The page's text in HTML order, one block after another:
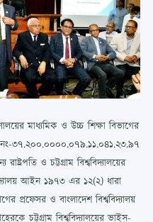
মাধ্যমিক ও উচ্চ শিক্ষা বিভাগের
নং-৩৭.২০০.০০০০.০৭৯.১১.০৪১.২৩.৯৭
ও চট্টগ্রাম বিশ্ববিদ্যালয়ের
আইন ১৯৭৩ এর ১২(২) ধারা
প্রফেসর ও বাংলাদেশ বিশ্ববিদ্যালয়
চট্টগ্রাম বিশ্ববিদ্যালয়ের ভাইস-